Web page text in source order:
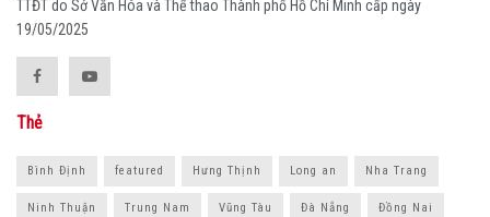
TTĐT do Sở Văn Hóa và Thể thao Thành phố Hồ Chí Minh cấp ngày
19/05/2025
Thẻ
Bình Định featured Hưng Thịnh Long an Nha Trang
Ninh Thuận Trung Nam Vũng Tàu Đà Nẵng Đồng Nai